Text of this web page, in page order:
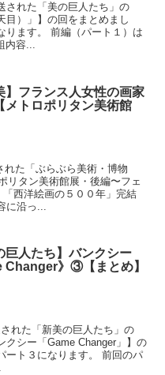
された「美の巨人たち」の
目）」】の回をまとめまし
ります。 前編（パート１）は
内容...
】フランス人女性の画家
メトロポリタン美術館
れた「ぶらぶら美術・博物
リタン美術館展・後編〜フェ
西洋絵画の５００年」完結
沿っ...
巨人たち】バンクシー
Changer》③【まとめ】
れた「新美の巨人たち」の
クシー「Game Changer」】の
ート３になります。 前回のパ